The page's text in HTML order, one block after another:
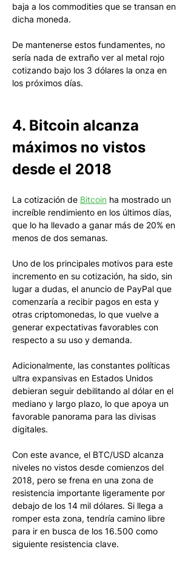
baja a los commodities que se transan en
dicha moneda.
De mantenerse estos fundamentes, no
sería nada de extraño ver al metal rojo
cotizando bajo los 3 dólares la onza en
los próximos días.
4. Bitcoin alcanza
máximos no vistos
desde el 2018
La cotización de Bitcoin ha mostrado un
increíble rendimiento en los últimos días,
que lo ha llevado a ganar más de 20% en
menos de dos semanas.
Uno de los principales motivos para este
incremento en su cotización, ha sido, sin
lugar a dudas, el anuncio de PayPal que
comenzaría a recibir pagos en esta y
otras criptomonedas, lo que vuelve a
generar expectativas favorables con
respecto a su uso y demanda.
Adicionalmente, las constantes políticas
ultra expansivas en Estados Unidos
debieran seguir debilitando al dólar en el
mediano y largo plazo, lo que apoya un
favorable panorama para las divisas
digitales.
Con este avance, el BTC/USD alcanza
niveles no vistos desde comienzos del
2018, pero se frena en una zona de
resistencia importante ligeramente por
debajo de los 14 mil dólares. Si llega a
romper esta zona, tendría camino libre
para ir en busca de los 16.500 como
siguiente resistencia clave.